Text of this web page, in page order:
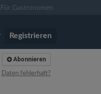
Für Gastronomen
Registrieren
Abonnieren
Daten fehlerhaft?